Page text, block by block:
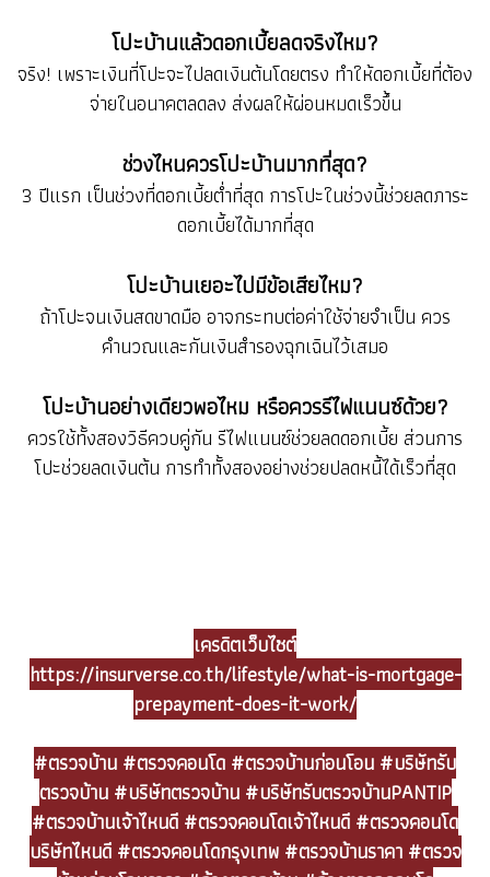
โปะบ้านแล้วดอกเบี้ยลดจริงไหม?
จริง! เพราะเงินที่โปะจะไปลดเงินต้นโดยตรง ทำให้ดอกเบี้ยที่ต้อง
จ่ายในอนาคตลดลง ส่งผลให้ผ่อนหมดเร็วขึ้น
ช่วงไหนควรโปะบ้านมากที่สุด?
3 ปีแรก เป็นช่วงที่ดอกเบี้ยต่ำที่สุด การโปะในช่วงนี้ช่วยลดภาระ
ดอกเบี้ยได้มากที่สุด
โปะบ้านเยอะไปมีข้อเสียไหม?
ถ้าโปะจนเงินสดขาดมือ อาจกระทบต่อค่าใช้จ่ายจำเป็น ควร
คำนวณและกันเงินสำรองฉุกเฉินไว้เสมอ
โปะบ้านอย่างเดียวพอไหม หรือควรรีไฟแนนซ์ด้วย?
ควรใช้ทั้งสองวิธีควบคู่กัน รีไฟแนนซ์ช่วยลดดอกเบี้ย ส่วนการ
โปะช่วยลดเงินต้น การทำทั้งสองอย่างช่วยปลดหนี้ได้เร็วที่สุด
เครดิตเว็บไซต์
https://insurverse.co.th/lifestyle/what-is-mortgage-
prepayment-does-it-work/
#ตรวจบ้าน #ตรวจคอนโด #ตรวจบ้านก่อนโอน #บริษัทรับ
ตรวจบ้าน #บริษัทตรวจบ้าน #บริษัทรับตรวจบ้านPANTIP
#ตรวจบ้านเจ้าไหนดี #ตรวจคอนโดเจ้าไหนดี #ตรวจคอนโด
บริษัทไหนดี #ตรวจคอนโดกรุงเทพ #ตรวจบ้านราคา #ตรวจ